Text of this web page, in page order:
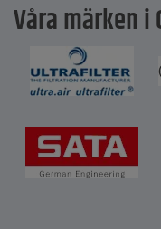
Våra märken